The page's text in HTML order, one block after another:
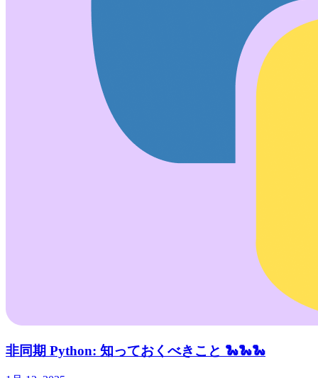
非同期 Python: 知っておくべきこと 🐍🐍🐍